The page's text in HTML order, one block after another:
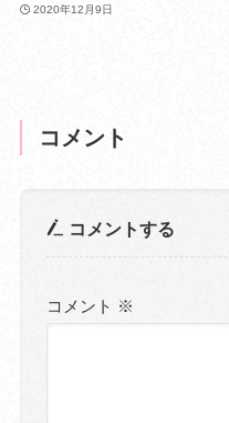
2020年12月9日
コメント
コメントする
コメント ※